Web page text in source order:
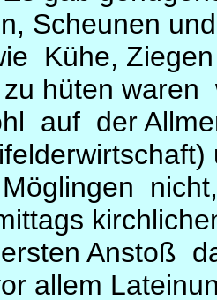
Scheunen
Kühe,
zu hüten waren
auf der
Möglingen
Anstoß
allem